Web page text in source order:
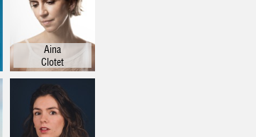
Aina
Clotet